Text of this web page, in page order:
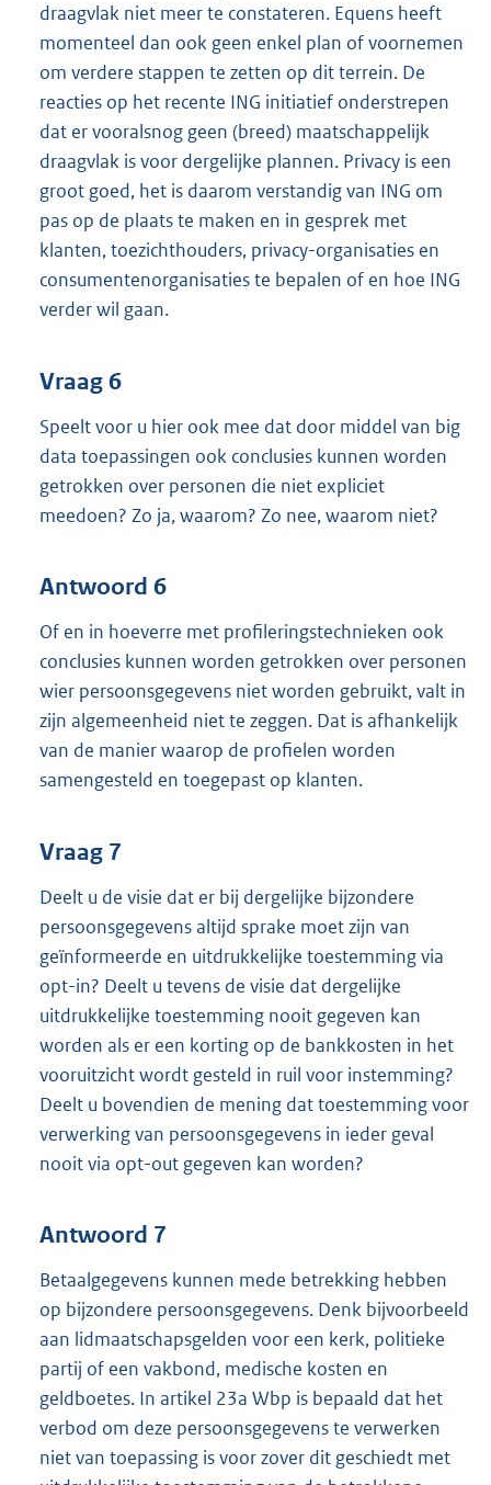
draagvlak niet meer te constateren. Equens heeft
momenteel dan ook geen enkel plan of voornemen
om verdere stappen te zetten op dit terrein. De
reacties op het recente ING initiatief onderstrepen
dat er vooralsnog geen (breed) maatschappelijk
draagvlak is voor dergelijke plannen. Privacy is een
groot goed, het is daarom verstandig van ING om
pas op de plaats te maken en in gesprek met
klanten, toezichthouders, privacy-organisaties en
consumentenorganisaties te bepalen of en hoe ING
verder wil gaan.
Vraag 6
Speelt voor u hier ook mee dat door middel van big
data toepassingen ook conclusies kunnen worden
getrokken over personen die niet expliciet
meedoen? Zo ja, waarom? Zo nee, waarom niet?
Antwoord 6
Of en in hoeverre met profileringstechnieken ook
conclusies kunnen worden getrokken over personen
wier persoonsgegevens niet worden gebruikt, valt in
zijn algemeenheid niet te zeggen. Dat is afhankelijk
van de manier waarop de profielen worden
samengesteld en toegepast op klanten.
Vraag 7
Deelt u de visie dat er bij dergelijke bijzondere
persoonsgegevens altijd sprake moet zijn van
geïnformeerde en uitdrukkelijke toestemming via
opt-in? Deelt u tevens de visie dat dergelijke
uitdrukkelijke toestemming nooit gegeven kan
worden als er een korting op de bankkosten in het
vooruitzicht wordt gesteld in ruil voor instemming?
Deelt u bovendien de mening dat toestemming voor
verwerking van persoonsgegevens in ieder geval
nooit via opt-out gegeven kan worden?
Antwoord 7
Betaalgegevens kunnen mede betrekking hebben
op bijzondere persoonsgegevens. Denk bijvoorbeeld
aan lidmaatschapsgelden voor een kerk, politieke
partij of een vakbond, medische kosten en
geldboetes. In artikel 23a Wbp is bepaald dat het
verbod om deze persoonsgegevens te verwerken
niet van toepassing is voor zover dit geschiedt met